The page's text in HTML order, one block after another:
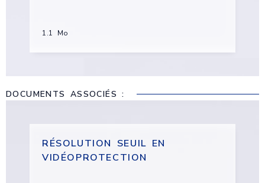
1.1 Mo
DOCUMENTS ASSOCIÉS :
RÉSOLUTION SEUIL EN
VIDÉOPROTECTION